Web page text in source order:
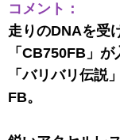
コメント：
走りのDNAを受
「CB750FB」が
「バリバリ伝説
FB。